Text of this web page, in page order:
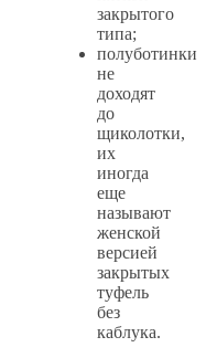
закрытого
типа;
полуботинки
не
доходят
до
щиколотки,
их
иногда
еще
называют
женской
версией
закрытых
туфель
без
каблука.